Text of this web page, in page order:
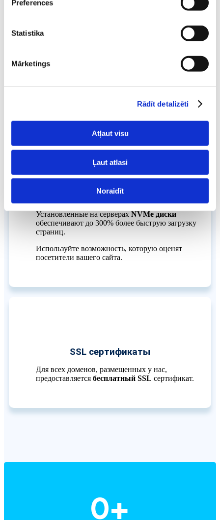
Preferences
Statistika
Mārketings
Rādīt detalizēti
Atļaut visu
Ļaut atlasi
Noraidīt
создаются резервные копии каждые24 часа.
Возможность использовать их в любое время.
NVMe диски
Установленные на серверах NVMe диски
обеспечивают до 300% более быструю загрузку
страниц.
Используйте возможность, которую оценят
посетители вашего сайта.
SSL сертификаты
Для всех доменов, размещенных у нас,
предоставляется бесплатный SSL сертификат.
0+